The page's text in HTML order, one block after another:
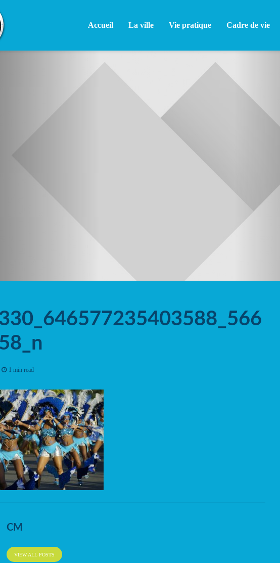
Accueil La ville Vie pratique Cadre de vie
1 min read
CM
VIEW ALL POSTS